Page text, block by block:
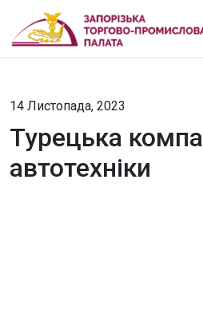
14 Листопада, 2023
Турецька
автотехніки